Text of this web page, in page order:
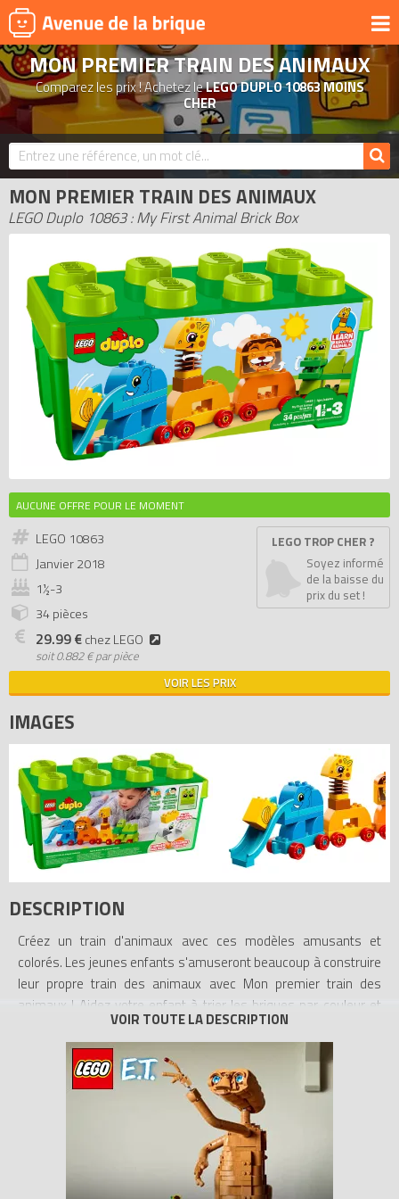
UNIVERS
PRODUITS DÉRIVÉS
NOUVEAUTÉS
LEGO 2026
BONS PLANS
ACTUALITÉS
ASSOCIATIONS DE FANS
EXPOSITIONS LEGO
LEGO LES PLUS CHERS
DERNIERS LEGO AJOUTÉS
MON PREMIER TRAIN DES ANIMAUX
Comparez les prix ! Achetez leLEGO DUPLO 10863 MOINS
CHER
MON PREMIER TRAIN DES ANIMAUX
LEGO Duplo 10863 : My First Animal Brick Box
AUCUNE OFFRE POUR LE MOMENT
LEGO 10863
Janvier2018
1½-3
34 pièces
29.99 €chez LEGO
soit0.882 € par pièce
LEGO TROP CHER ?
Soyez informé
de la baisse du
prix du set !
VOIR LES PRIX
IMAGES
DESCRIPTION
Créez un train d'animaux avec ces modèles amusants et
colorés. Les jeunes enfants s'amuseront beaucoup à construire
leur propre train des animaux avec Mon premier train des
animaux ! Aidez votre enfant à trier les briques par couleur et
parlez de chaque animal emblématique en les construisant et
en jouant avec lui de manière créative : un éléphant avec une
trompe en forme de toboggan, un crocodile avec une mâchoire
articulée, un lion avec la gueule ouverte, une girafe avec le cou
courbé et un oiseau blanc. Les grosses briques colorées LEGO
DUPLO sont amusantes et sans danger pour les enfants et sont
présentées dans une boîte de rangement très pratique.
- Comprend 5 animaux à construire : un éléphant sur roues avec